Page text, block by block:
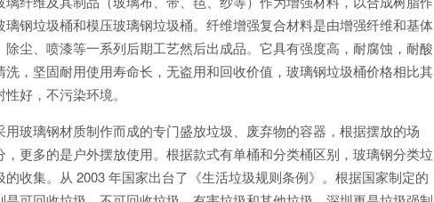
钢垃圾桶和模压玻璃钢垃圾桶。纤维增强复合材料是由增强纤维和基体
尘、喷漆等一系列后期工艺然后出成品。它具有强度高，耐腐蚀，耐酸
，坚固耐用使用寿命长，无盗用和回收价值，玻璃钢垃圾桶价格相比其
好，不污染环境。
用玻璃钢材质制作而成的专门盛放垃圾、废弃物的容器，根据摆放的场
更多的是户外摆放使用。根据款式有单桶和分类桶区别，玻璃钢分类垃
收集。从 2003 年国家出台了《生活垃圾规则条例》。根据国家制定的